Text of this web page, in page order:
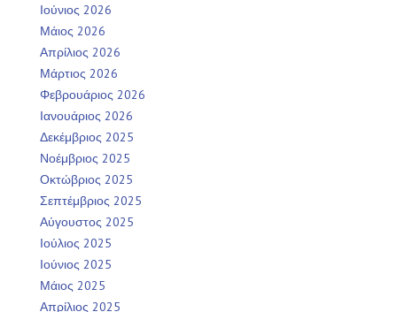
Ιούνιος 2026
Μάιος 2026
Απρίλιος 2026
Μάρτιος 2026
Φεβρουάριος 2026
Ιανουάριος 2026
Δεκέμβριος 2025
Νοέμβριος 2025
Οκτώβριος 2025
Σεπτέμβριος 2025
Αύγουστος 2025
Ιούλιος 2025
Ιούνιος 2025
Μάιος 2025
Απρίλιος 2025